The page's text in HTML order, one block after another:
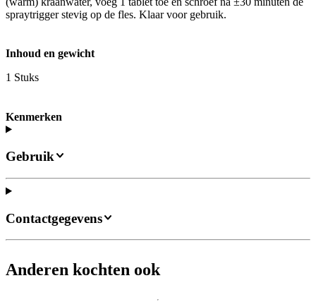
spraytrigger stevig op de fles. Klaar voor gebruik.
Inhoud en gewicht
1 Stuks
Kenmerken
Gebruik
Contactgegevens
Anderen kochten ook